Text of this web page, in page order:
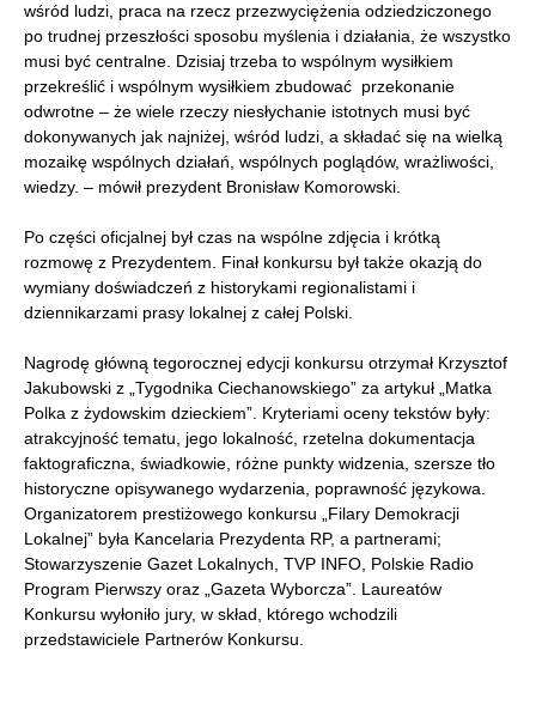
wśród ludzi, praca na rzecz przezwyciężenia odziedziczonego
po trudnej przeszłości sposobu myślenia i działania, że wszystko
musi być centralne. Dzisiaj trzeba to wspólnym wysiłkiem
przekreślić i wspólnym wysiłkiem zbudować przekonanie
odwrotne – że wiele rzeczy niesłychanie istotnych musi być
dokonywanych jak najniżej, wśród ludzi, a składać się na wielką
mozaikę wspólnych działań, wspólnych poglądów, wrażliwości,
wiedzy. – mówił prezydent Bronisław Komorowski.
Po części oficjalnej był czas na wspólne zdjęcia i krótką
rozmowę z Prezydentem. Finał konkursu był także okazją do
wymiany doświadczeń z historykami regionalistami i
dziennikarzami prasy lokalnej z całej Polski.
Nagrodę główną tegorocznej edycji konkursu otrzymał Krzysztof
Jakubowski z „Tygodnika Ciechanowskiego” za artykuł „Matka
Polka z żydowskim dzieckiem”. Kryteriami oceny tekstów były:
atrakcyjność tematu, jego lokalność, rzetelna dokumentacja
faktograficzna, świadkowie, różne punkty widzenia, szersze tło
historyczne opisywanego wydarzenia, poprawność językowa.
Organizatorem prestiżowego konkursu „Filary Demokracji
Lokalnej” była Kancelaria Prezydenta RP, a partnerami;
Stowarzyszenie Gazet Lokalnych, TVP INFO, Polskie Radio
Program Pierwszy oraz „Gazeta Wyborcza”. Laureatów
Konkursu wyłoniło jury, w skład, którego wchodzili
przedstawiciele Partnerów Konkursu.